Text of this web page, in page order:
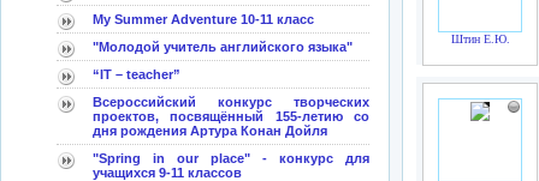
My Summer Adventure 10-11 класс
"Молодой учитель английского языка"
“IT – teacher”
Всероссийский конкурс творческих
проектов, посвящённый 155-летию со
дня рождения Артура Конан Дойля
"Spring in our place" - конкурс для
учащихся 9-11 классов
Штин Е.Ю.